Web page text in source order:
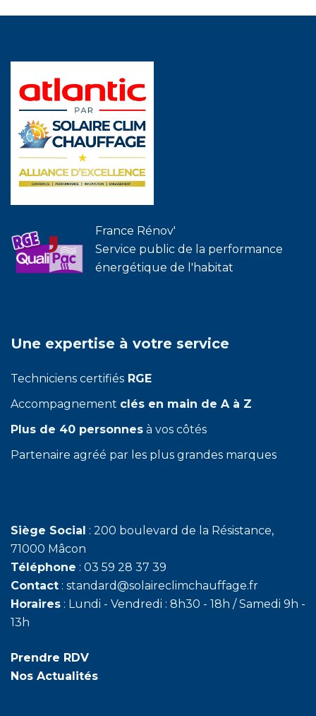
France Rénov'
Service public de la performance
énergétique de l'habitat
Une expertise à votre service
Techniciens certifiés RGE
Accompagnement clés en main de A à Z
Plus de 40 personnes à vos côtés
Partenaire agréé par les plus grandes marques
Siège Social : 200 boulevard de la Résistance,
71000 Mâcon
Téléphone : 03 59 28 37 39
Contact : standard@solaireclimchauffage.fr
Horaires : Lundi - Vendredi : 8h30 - 18h / Samedi 9h -
13h
Prendre RDV
Nos Actualités